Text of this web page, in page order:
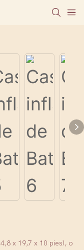
x 19,7 x 10 pies), o